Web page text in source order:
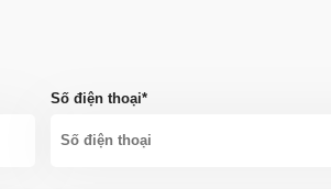
Số điện thoại*